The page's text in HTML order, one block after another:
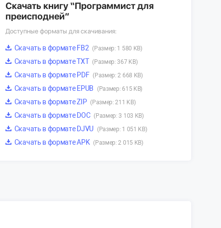
Скачать книгу “Программист для
преисподней”
Доступные форматы для скачивания:
Скачать в формате FB2 (Размер: 1 580 KB)
Скачать в формате TXT (Размер: 367 KB)
Скачать в формате PDF (Размер: 2 668 KB)
Скачать в формате EPUB (Размер: 615 KB)
Скачать в формате ZIP (Размер: 211 KB)
Скачать в формате DOC (Размер: 3 103 KB)
Скачать в формате DJVU (Размер: 1 051 KB)
Скачать в формате APK (Размер: 2 015 KB)